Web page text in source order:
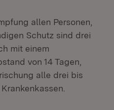
allen Personen,
Schutz sind drei
mit einem
von 14 Tagen,
alle drei bis